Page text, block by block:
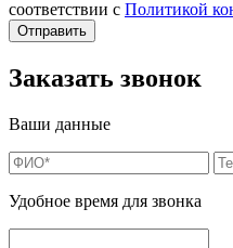
соответствии с Политикой
Заказать звонок
Ваши данные
Удобное время для звонка